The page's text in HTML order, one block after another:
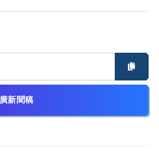
新聞稿